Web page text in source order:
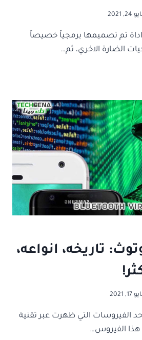
24, 2021
تم تصميمها برمجياً خصيصاً
الضارة الاخري، ثم…
تاريخه، انواعه،
17, 2021
الفيروسات التي ظهرت عبر تقنية